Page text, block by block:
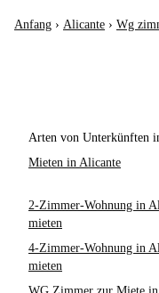
Anfang › Alicante › Wg
Arten von Unterkünften
Mieten in Alicante
2-Zimmer-Wohnung in
mieten
4-Zimmer-Wohnung in
mieten